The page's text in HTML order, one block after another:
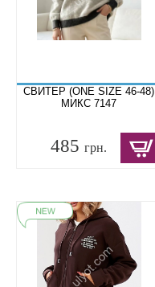
СВИТЕР (ONE SIZE 46-48)
МИКС 7147
485 грн.